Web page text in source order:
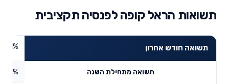
תשואות הראל קופה לפנסיה תקציבית
תשואה חודש אחרון
תשואה מתחילת השנה